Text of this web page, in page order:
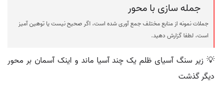
جمله سازی با محور
جملات نمونه از منابع مختلف جمع آوری شده است، اگر صحیح نیست یا توهین آمیز
است، لطفا گزارش دهید.
💡 زیر سنگ آسیای ظلم یک‌ چند آسیا ماند و اینک آسمان بر محور
دیگر گذشت